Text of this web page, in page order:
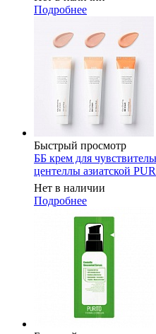
Подробнее
Быстрый просмотр
ББ крем для
центеллы азиатской
Нет в наличии
Подробнее